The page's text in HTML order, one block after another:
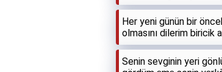
Her yeni günün bir
olmasını dilerim biricik
Senin sevginin yeri